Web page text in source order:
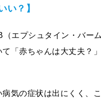
い？】
エプシュタイン・バー
「赤ちゃんは大丈夫？
気の症状は出にくく、